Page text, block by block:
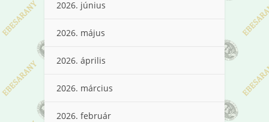
2026. június
2026. május
2026. április
2026. március
2026. február